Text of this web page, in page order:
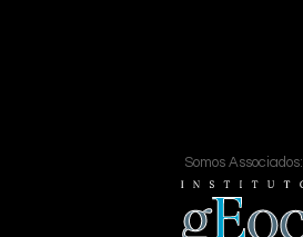
Somos Associados: